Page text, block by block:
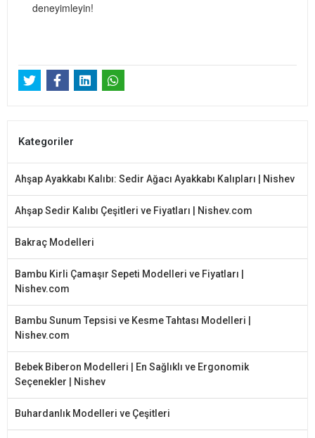
deneyimleyin!
Kategoriler
Ahşap Ayakkabı Kalıbı: Sedir Ağacı Ayakkabı Kalıpları | Nishev
Ahşap Sedir Kalıbı Çeşitleri ve Fiyatları | Nishev.com
Bakraç Modelleri
Bambu Kirli Çamaşır Sepeti Modelleri ve Fiyatları |
Nishev.com
Bambu Sunum Tepsisi ve Kesme Tahtası Modelleri |
Nishev.com
Bebek Biberon Modelleri | En Sağlıklı ve Ergonomik
Seçenekler | Nishev
Buhardanlık Modelleri ve Çeşitleri